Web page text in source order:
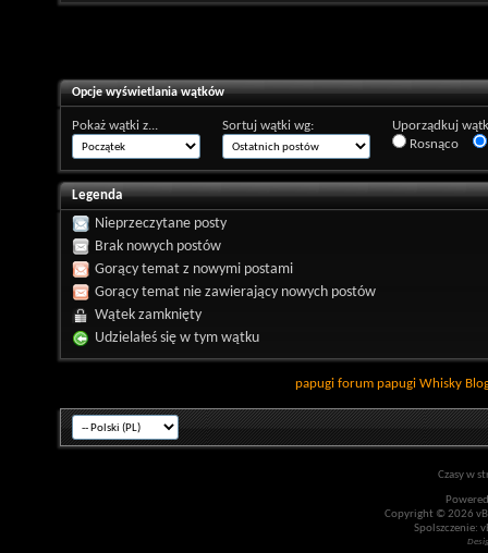
Opcje wyświetlania wątków
Pokaż wątki z... Sortuj wątki wg:
Uporządkuj
Rosnąco
Legenda
Nieprzeczytane posty
Brak nowych postów
Gorący temat z nowymi postami
Gorący temat nie zawierający nowych postów
Wątek zamknięty
Udzielałeś się w tym wątku
papugi forum papugi Whisky
Czasy w
Copyright © 2026
Spolszczenie: